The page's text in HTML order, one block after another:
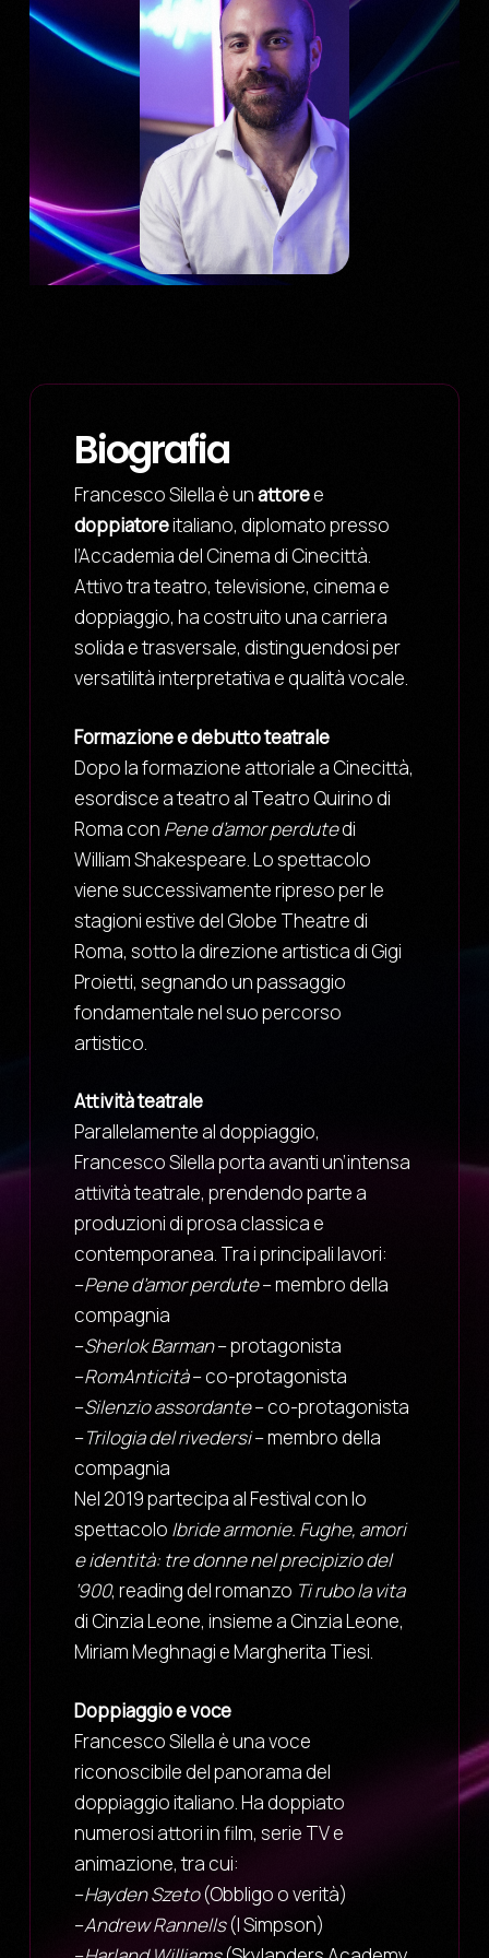
Biografia
Francesco Silella è unattoree
doppiatoreitaliano, diplomato presso
l’Accademia del Cinema di Cinecittà.
Attivo tra teatro, televisione, cinema e
doppiaggio, ha costruito una carriera
solida e trasversale, distinguendosi per
versatilità interpretativa e qualità vocale.
Formazione e debutto teatrale
Dopo la formazione attoriale a Cinecittà,
esordisce a teatro al Teatro Quirino di
Roma con Pene d’amor perdutedi
William Shakespeare. Lo spettacolo
viene successivamente ripreso per le
stagioni estive del Globe Theatre di
Roma, sotto la direzione artistica di Gigi
Proietti, segnando un passaggio
fondamentale nel suo percorso
artistico.
Attività teatrale
Parallelamente al doppiaggio,
Francesco Silella porta avanti un’intensa
attività teatrale, prendendo parte a
produzioni di prosa classica e
contemporanea. Tra i principali lavori:
–Pene d’amor perdute– membro della
compagnia
–Sherlok Barman– protagonista
–RomAnticità– co-protagonista
–Silenzio assordante– co-protagonista
–Trilogia del rivedersi– membro della
compagnia
Nel 2019 partecipa al Festival con lo
spettacolo Ibride armonie. Fughe, amori
e identità: tre donne nel precipizio del
’900, reading del romanzo Ti rubo la vita
di Cinzia Leone, insieme a Cinzia Leone,
Miriam Meghnagi e Margherita Tiesi.
Doppiaggio e voce
Francesco Silella è una voce
riconoscibile del panorama del
doppiaggio italiano. Ha doppiato
numerosi attori in film, serie TV e
animazione, tra cui:
–Hayden Szeto(Obbligo o verità)
–Andrew Rannells(I Simpson)